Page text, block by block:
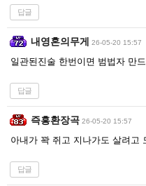
답글
내영혼의무게 26-05-20 15:57
일관된진술 한번이면 범법자 만
답글
즉흥환장곡 26-05-20 15:57
아내가 꽉 쥐고 지나가도 살려고
답글